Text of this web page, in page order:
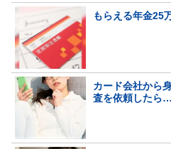
もらえる年金25
カード会社から
査を依頼したら…